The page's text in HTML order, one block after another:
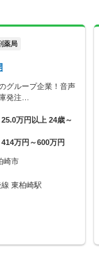
薬局
グループ企業！音声
発注…
25.0万円以上 24歳～
414万円～600万円
崎市
線 東柏崎駅